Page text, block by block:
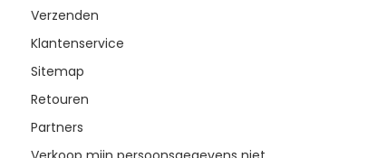
Verzenden
Klantenservice
Sitemap
Retouren
Partners